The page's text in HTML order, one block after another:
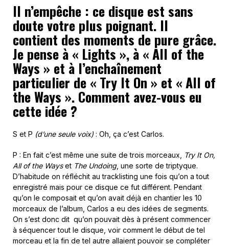
Il n’empêche : ce disque est sans
doute votre plus poignant. Il
contient des moments de pure grâce.
Je pense à « Lights », à « All of the
Ways » et à l’enchaînement
particulier de « Try It On » et « All of
the Ways ». Comment avez-vous eu
cette idée ?
S et P (d’une seule voix) : Oh, ça c’est Carlos.
P : En fait c’est même une suite de trois morceaux,
Try It On,
All of the Wayset The Undoing, une sorte de triptyque.
D’habitude on réfléchit au tracklisting une fois qu’on a tout
enregistré mais pour ce disque ce fut différent. Pendant
qu’on le composait et qu’on avait déjà en chantier les 10
morceaux de l’album, Carlos a eu des idées de segments.
On s’est donc dit qu’on pouvait dès à présent commencer
à séquencer tout le disque, voir comment le début de tel
morceau et la fin de tel autre allaient pouvoir se compléter